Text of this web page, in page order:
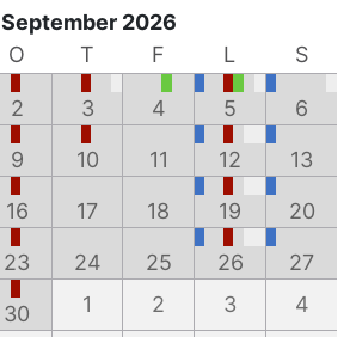
September 2026
O T F L
S
2 3 4 5 6
9 10 11 12 13
16 17 18 19 20
23 24 25 26 27
30 1 2 3
4